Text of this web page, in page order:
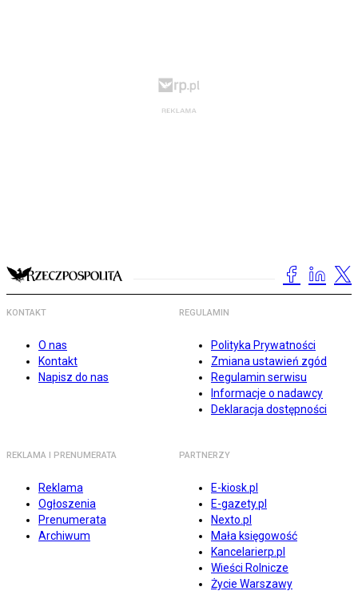
KONTAKT
O nas
Kontakt
Napisz do nas
REGULAMIN
Polityka Prywatności
Zmiana ustawień zgód
Regulamin serwisu
Informacje o nadawcy
Deklaracja dostępności
REKLAMA I PRENUMERATA
Reklama
Ogłoszenia
Prenumerata
Archiwum
PARTNERZY
E-kiosk.pl
E-gazety.pl
Nexto.pl
Mała księgowość
Kancelarierp.pl
Wieści Rolnicze
Życie Warszawy